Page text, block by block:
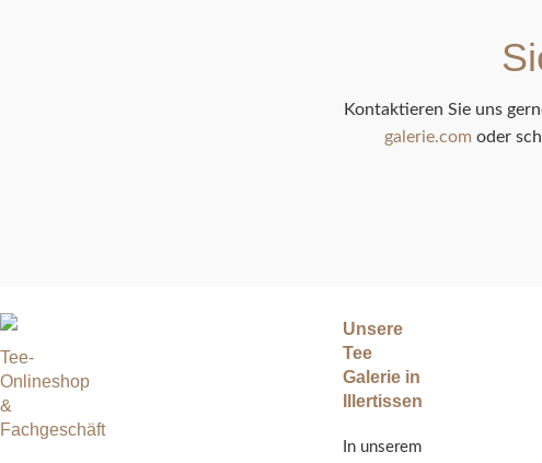
Kontaktieren Sie uns
galerie.com oder
Tee-
Onlineshop
&
Fachgeschäft
Unsere
Tee
Galerie in
Illertissen
In unserem